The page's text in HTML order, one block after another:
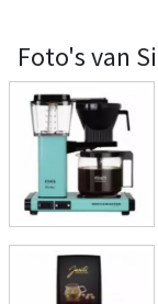
Foto's van